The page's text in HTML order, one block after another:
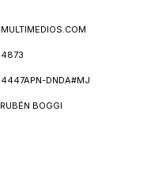
DNDA#MJ
RUBÉN BOGGI